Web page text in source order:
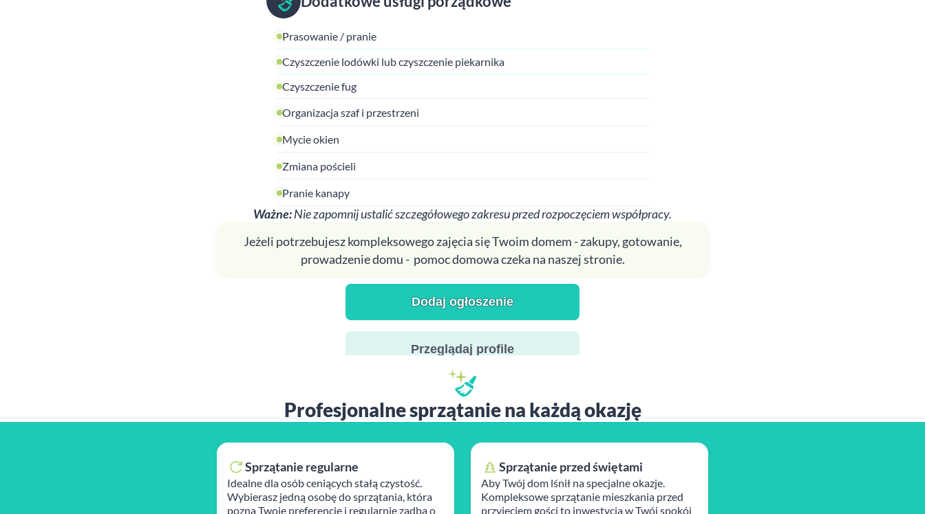
Prasowanie / pranie
Czyszczenie lodówki lub czyszczenie piekarnika
Czyszczenie fug
Organizacja szaf i przestrzeni
Mycie okien
Zmiana pościeli
Pranie kanapy
Ważne:Nie zapomnij ustalić szczegółowego zakresu przed rozpoczęciem współpracy.
Jeżeli potrzebujesz kompleksowego zajęcia się Twoim domem - zakupy, gotowanie,
prowadzenie domu - pomoc domowa czeka na naszej stronie.
Dodaj ogłoszenie
Przeglądaj profile
Profesjonalne sprzątanie na każdą okazję
Sprzątanie regularne
Idealne dla osób ceniących stałą czystość.
Wybierasz jedną osobę do sprzątania, która
pozna Twoje preferencje i regularnie zadba o
Sprzątanie przed świętami
Aby Twój dom lśnił na specjalne okazje.
Kompleksowe sprzątanie mieszkania przed
przyjęciem gości to inwestycja w Twój spokój